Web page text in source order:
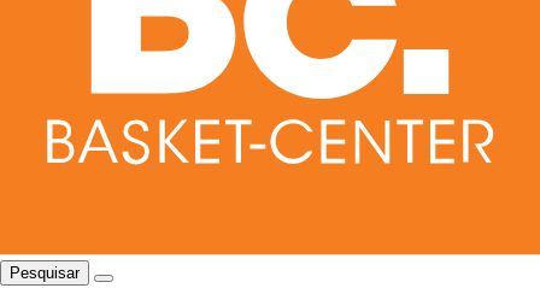
Pesquisar